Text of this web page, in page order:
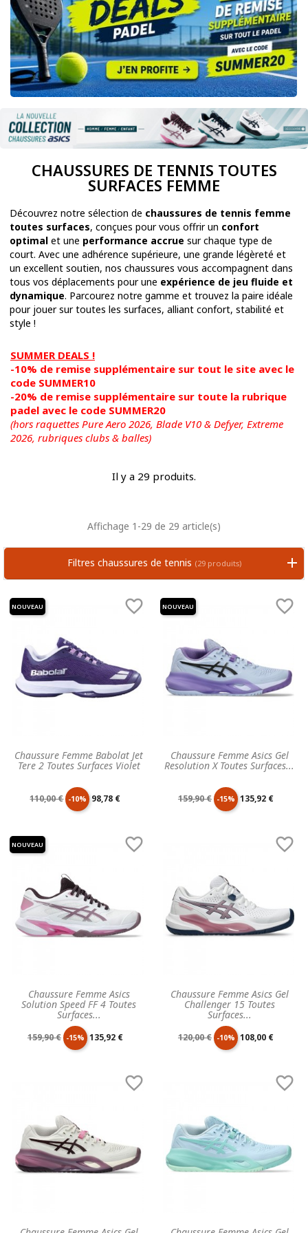
CHAUSSURES DE TENNIS TOUTES
SURFACES FEMME
Découvrez notre sélection de chaussures de tennis femme
toutes surfaces, conçues pour vous offrir un confort
optimal et une performance accrue sur chaque type de
court. Avec une adhérence supérieure, une grande légèreté et
un excellent soutien, nos chaussures vous accompagnent dans
tous vos déplacements pour une expérience de jeu fluide et
dynamique. Parcourez notre gamme et trouvez la paire idéale
pour jouer sur toutes les surfaces, alliant confort, stabilité et
style !
SUMMER DEALS !
-10% de remise supplémentaire sur tout le site avec le
code SUMMER10
-20% de remise supplémentaire sur toute la rubrique
padel avec le code SUMMER20
(hors raquettes Pure Aero 2026, Blade V10 & Defyer, Extreme
2026, rubriques clubs & balles)
Il y a 29 produits.
Affichage 1-29 de 29 article(s)
Filtres chaussures de tennis (29 produits)
Chaussure Femme Babolat Jet
Tere 2 Toutes Surfaces Violet

Prix
110,00 € -10% Prix
98,78 €
NOUVEAU
Chaussure Femme Asics Gel
Resolution X Toutes Surfaces...

Prix
159,90 € -15% Prix
135,92 €
NOUVEAU
Chaussure Femme Asics
Solution Speed FF 4 Toutes
Surfaces...

Prix
159,90 € -15% Prix
135,92 €
NOUVEAU
Chaussure Femme Asics Gel
Challenger 15 Toutes
Surfaces...

Prix
120,00 € -10% Prix
108,00 €
 